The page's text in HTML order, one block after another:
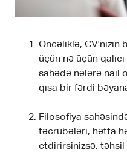
Öncəliklə, CV'nizin
üçün nə üçün
sahədə nələrə nail
qısa bir fərdi
Filosofiya
təcrübələri, hətta
etdirirsinizsə, təhsil